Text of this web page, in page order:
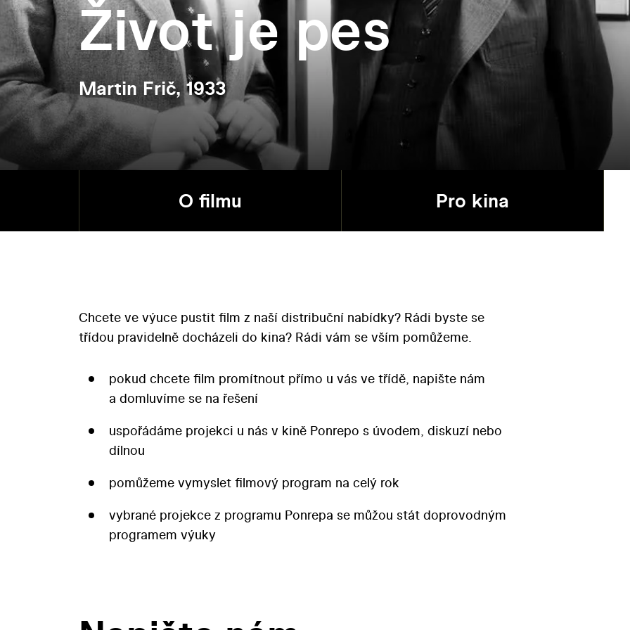
Život je pes
Martin Frič, 1933
O filmu Pro kina
Chcete ve výuce pustit film z naší distribuční nabídky? Rádi byste se
třídou pravidelně docházeli do kina? Rádi vám se vším pomůžeme.
pokud chcete film promítnout přímo u vás ve třídě, napište nám
a domluvíme se na řešení
uspořádáme projekci u nás v kině Ponrepo s úvodem, diskuzí nebo
dílnou
pomůžeme vymyslet filmový program na celý rok
vybrané projekce z programu Ponrepa se můžou stát doprovodným
programem výuky